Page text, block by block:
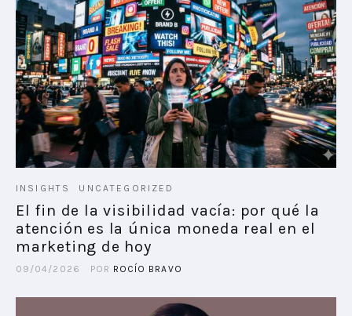
INSIGHTS UNCATEGORIZED
El fin de la visibilidad vacía: por qué la
atención es la única moneda real en el
marketing de hoy
09/04/2026 POR ROCÍO BRAVO